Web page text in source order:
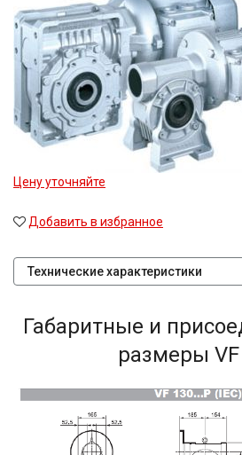
Цену уточняйте
Добавить в избранное
Технические характеристики
Габаритные и
размеры VF